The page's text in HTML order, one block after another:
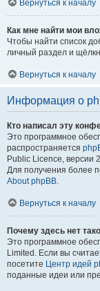
Вернуться к началу
Как мне найти мои
Чтобы найти список
личный раздел и
Вернуться к началу
Информация о
Кто написал эту
Это программное
распространяется
Public Licence, версии
Для получения более
About phpBB.
Вернуться к началу
Почему здесь нет
Это программное
Limited. Если вы
посетите Центр идей
поданные идеи или